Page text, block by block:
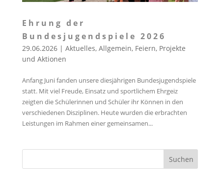
Ehrung der
Bundesjugendspiele 2026
29.06.2026| Aktuelles, Allgemein, Feiern, Projekte
und Aktionen
Anfang Juni fanden unsere diesjährigen Bundesjugendspiele
statt. Mit viel Freude, Einsatz und sportlichem Ehrgeiz
zeigten die Schülerinnen und Schüler ihr Können in den
verschiedenen Disziplinen. Heute wurden die erbrachten
Leistungen im Rahmen einer gemeinsamen...